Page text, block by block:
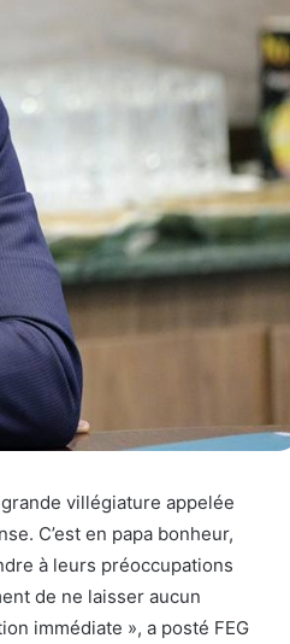
villégiature appelée
C’est en papa bonheur,
à leurs préoccupations
de ne laisser aucun
immédiate », a posté FEG